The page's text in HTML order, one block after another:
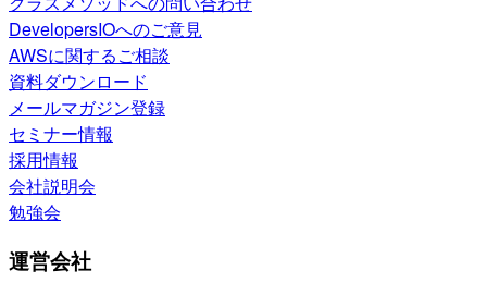
DevelopersIOへのご意見
AWSに関するご相談
資料ダウンロード
メールマガジン登録
セミナー情報
採用情報
会社説明会
勉強会
運営会社